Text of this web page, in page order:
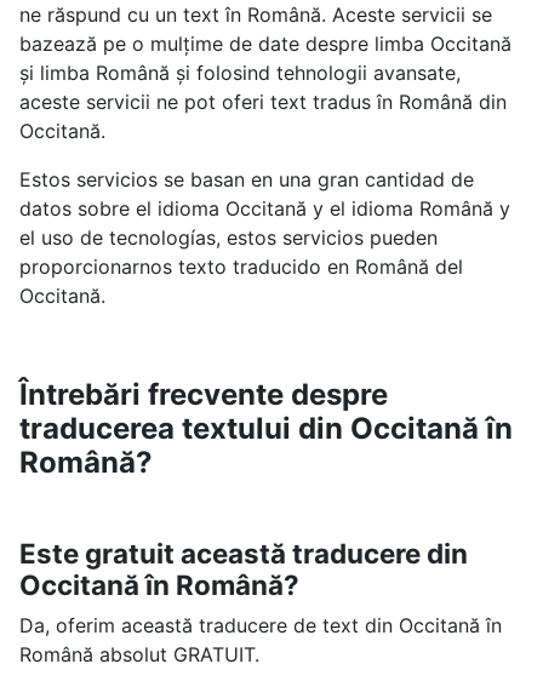
ne răspund cu un text în Română. Aceste servicii se
bazează pe o mulțime de date despre limba Occitană
și limba Română și folosind tehnologii avansate,
aceste servicii ne pot oferi text tradus în Română din
Occitană.
Estos servicios se basan en una gran cantidad de
datos sobre el idioma Occitană y el idioma Română y
el uso de tecnologías, estos servicios pueden
proporcionarnos texto traducido en Română del
Occitană.
Întrebări frecvente despre
traducerea textului din Occitană în
Română?
Este gratuit această traducere din
Occitană în Română?
Da, oferim această traducere de text din Occitană în
Română absolut GRATUIT.